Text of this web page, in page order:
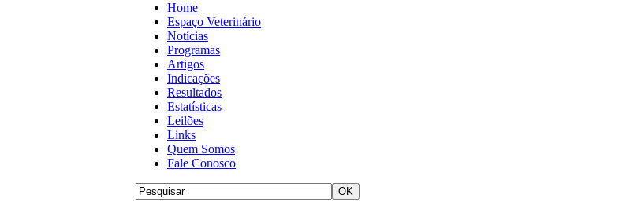
Home
Espaço Veterinário
Notícias
Programas
Artigos
Indicações
Resultados
Estatísticas
Leilões
Links
Quem Somos
Fale Conosco